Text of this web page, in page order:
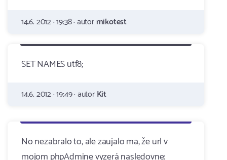
14.6. 2012 · 19:38 · autormikotest
SET NAMES utf8;
14.6. 2012 · 19:49 · autorKit
No nezabralo to, ale zaujalo ma, že url v
mojom phpAdmine vyzerá nasledovne: